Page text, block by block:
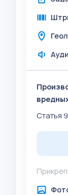
Статья